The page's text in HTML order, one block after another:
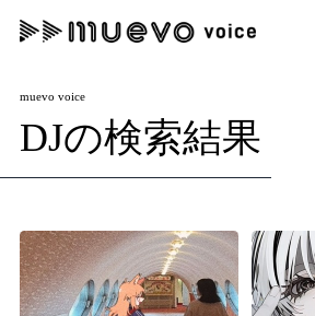
記事を検索する
人気ワード
muevo media
"読者の声を形にする”音楽特化
MENU
muevo voice
DJの検索結果